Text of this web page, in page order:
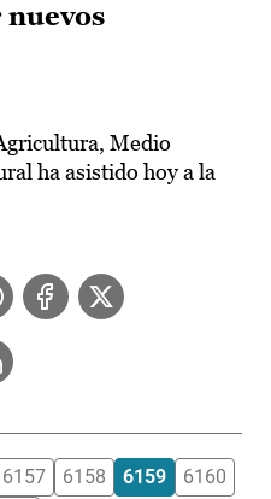
nuevos
Medio
ha asistido hoy a la
6157 6158 6159
6160